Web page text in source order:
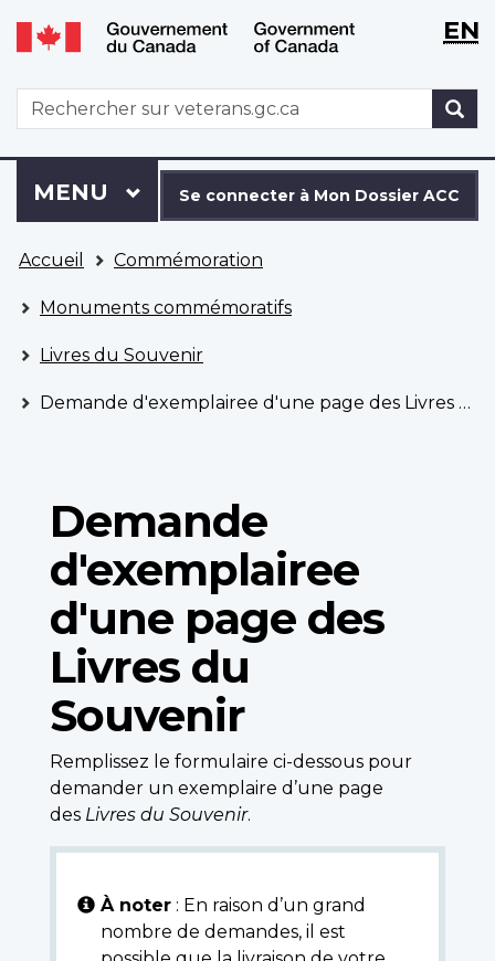
Aller
au
principal
Passer
à
version
HTML
simplifiée
WxT
WxTEN
WxT
Search
form
connecter
à
Dossier
ACC
Se connecter à Mon Dossier ACC
Menu
MENU PRINCIPAL
êtes
ici
Accueil Commémoration
Monuments commémoratifs
Livres du Souvenir
Demande d'exemplairee d'une page des Livres du Souvenir
Demande
d'exemplairee
d'une page des
Livres du
Souvenir
Remplissez le formulaire ci-dessous pour
demander un exemplaire d’une page
des Livres du Souvenir.
À noter : En raison d’un grand
nombre de demandes, il est